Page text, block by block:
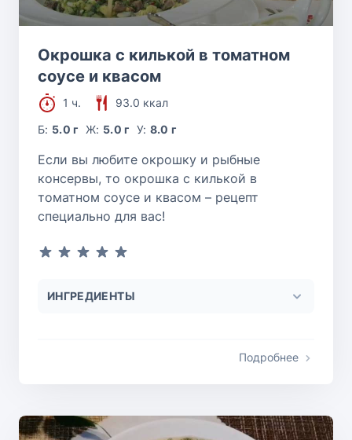
Окрошка с килькой в томатном
соусе и квасом
1 ч.
93.0 ккал
Б: 5.0 г Ж: 5.0 г У: 8.0 г
Если вы любите окрошку и рыбные
консервы, то окрошка с килькой в
томатном соусе и квасом – рецепт
специально для вас!
ИНГРЕДИЕНТЫ
Подробнее